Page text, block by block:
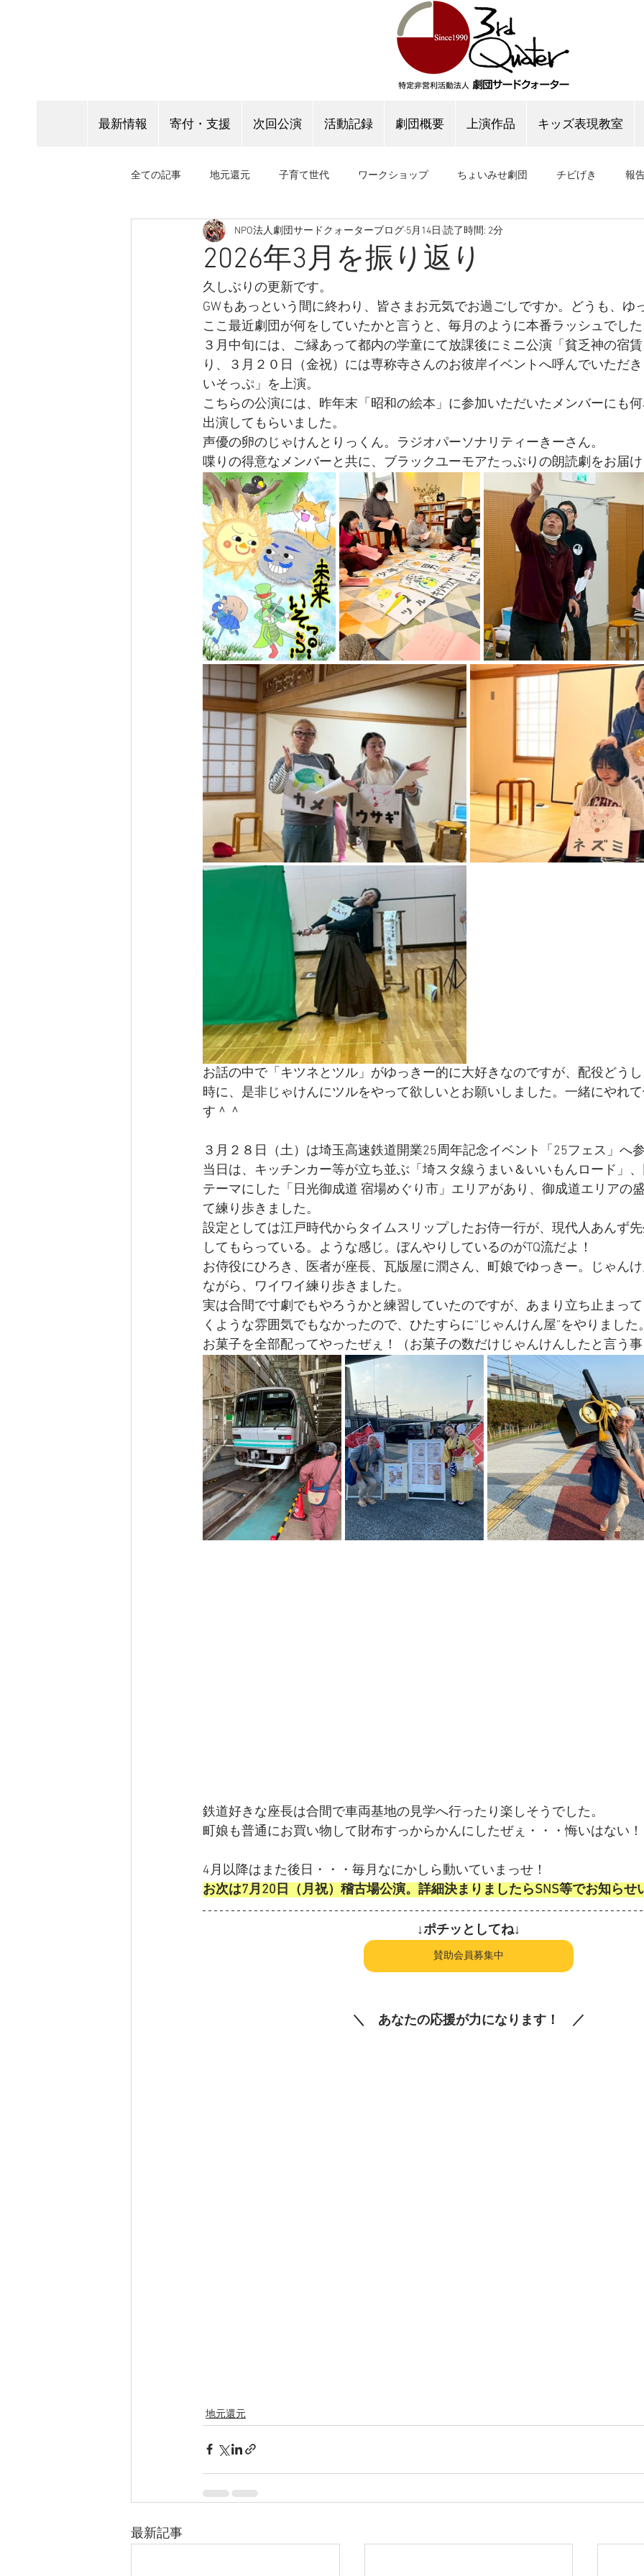
最新情報 寄付・支援 次回公演 活動記録 劇団概要 上演作品 キッズ表現教室
全ての記事 地元還元 子育て世代 ワークショップ ちょいみせ劇団 チビげき 報
表現指導 野外公演 稽古場公演 稽古場ブログ
2026年3月を振り返り
NPO法人劇団サードクォーターブログ 5月14日 読了時間: 2分
久しぶりの更新です。
GWもあっという間に終わり、皆さまお元気でお過ごしですか。どうも、ゆ
ここ最近劇団が何をしていたかと言うと、毎月のように本番ラッシュでした
３月中旬には、ご縁あって都内の学童にて放課後にミニ公演「貧乏神の宿
り、３月２０日（金祝）には専称寺さんのお彼岸イベントへ呼んでいただ
いそっぷ」を上演。
こちらの公演には、昨年末「昭和の絵本」に参加いただいたメンバーにも
出演してもらいました。
声優の卵のじゃけんとりっくん。ラジオパーソナリティーきーさん。
喋りの得意なメンバーと共に、ブラックユーモアたっぷりの朗読劇をお届け
お話の中で「キツネとツル」がゆっきー的に大好きなのですが、配役どう
時に、是非じゃけんにツルをやって欲しいとお願いしました。一緒にやれ
す＾＾
３月２８日（土）は埼玉高速鉄道開業25周年記念イベント「25フェス」へ参
当日は、キッチンカー等が立ち並ぶ「埼スタ線うまい＆いいもんロード」
テーマにした「日光御成道 宿場めぐり市」エリアがあり、御成道エリアの
て練り歩きました。
設定としては江戸時代からタイムスリップしたお侍一行が、現代人あんず
してもらっている。ような感じ。ぼんやりしているのがTQ流だよ！
お侍役にひろき、医者が座長、瓦版屋に潤さん、町娘でゆっきー。じゃん
ながら、ワイワイ練り歩きました。
実は合間で寸劇でもやろうかと練習していたのですが、あまり立ち止まっ
くような雰囲気でもなかったので、ひたすらに“じゃんけん屋”をやりました
お菓子を全部配ってやったぜぇ！（お菓子の数だけじゃんけんしたと言う事
鉄道好きな座長は合間で車両基地の見学へ行ったり楽しそうでした。
町娘も普通にお買い物して財布すっからかんにしたぜぇ・・・悔いはない！
4月以降はまた後日・・・毎月なにかしら動いていまっせ！
お次は7月20日（月祝）稽古場公演。詳細決まりましたらSNS等でお知らせ
↓ポチッとしてね↓
賛助会員募集中
＼　あなたの応援が力になります！　／
地元還元
最新記事